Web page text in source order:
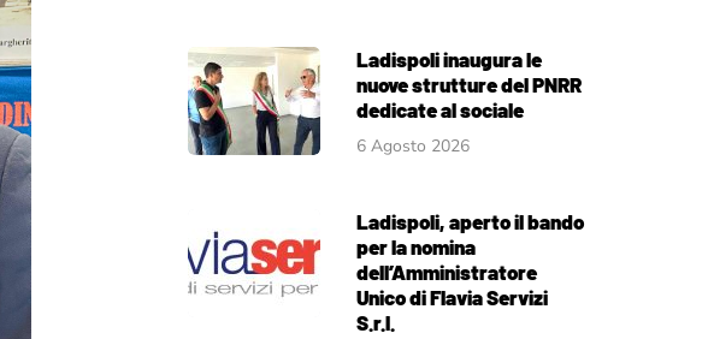
Ladispoli inaugura le
nuove strutture del PNRR
dedicate al sociale
6 Agosto 2026
Ladispoli, aperto il bando
per la nomina
dell’Amministratore
Unico di Flavia Servizi
S.r.l.